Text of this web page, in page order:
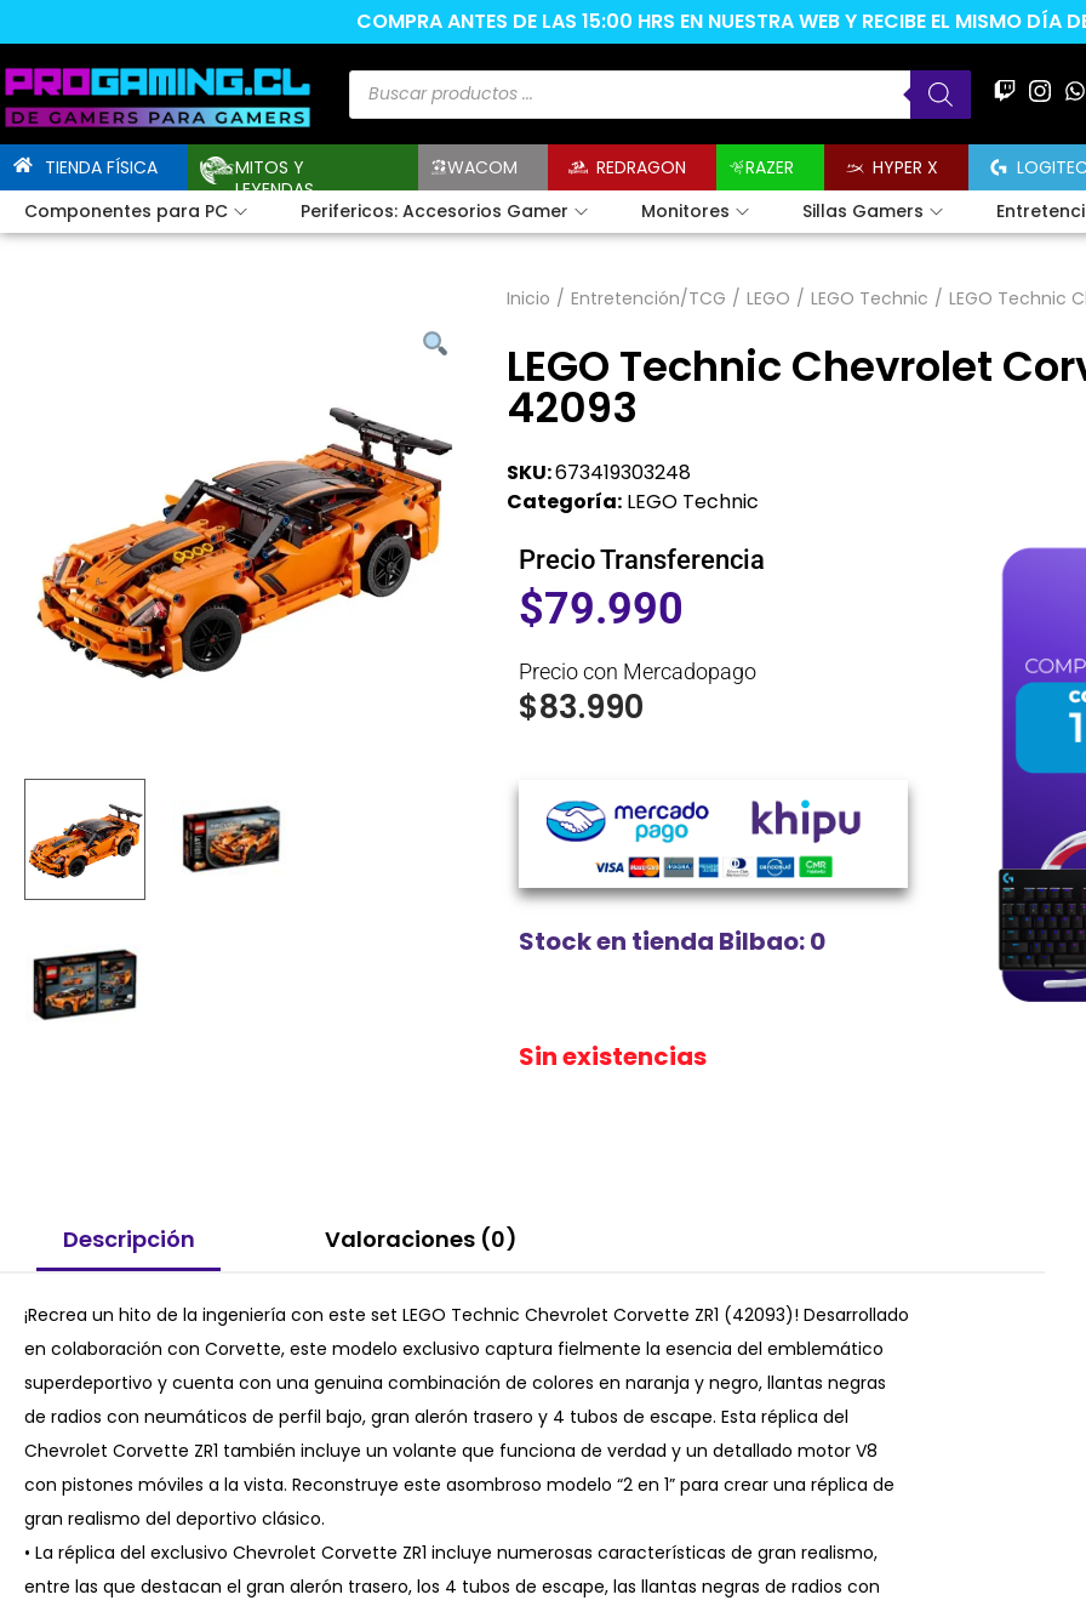
COMPRA ANTES DE LAS 15:00 HRS EN NUESTRA WEB Y RECIBE EL MISMO DÍA
TIENDA FÍSICA
MITOS Y
LEYENDAS
WACOM REDRAGON RAZER HYPER X
Componentes para PC
Perifericos: Accesorios Gamer Monitores Sillas Gamers
Inicio / Entretención/TCG / LEGO / LEGO Technic / LEGO Technic
LEGO Technic Chevrolet
42093
SKU:673419303248
Categoría: LEGO Technic
Precio Transferencia
$79.990
Precio con Mercadopago
$83.990
Stock en tienda Bilbao: 0
Sin existencias
Descripción Valoraciones (0)
¡Recrea un hito de la ingeniería con este set LEGO Technic Chevrolet Corvette ZR1 (42093)! Desarrollado
en colaboración con Corvette, este modelo exclusivo captura fielmente la esencia del emblemático
superdeportivo y cuenta con una genuina combinación de colores en naranja y negro, llantas negras
de radios con neumáticos de perfil bajo, gran alerón trasero y 4 tubos de escape. Esta réplica del
Chevrolet Corvette ZR1 también incluye un volante que funciona de verdad y un detallado motor V8
con pistones móviles a la vista. Reconstruye este asombroso modelo “2 en 1” para crear una réplica de
gran realismo del deportivo clásico.
• La réplica del exclusivo Chevrolet Corvette ZR1 incluye numerosas características de gran realismo,
entre las que destacan el gran alerón trasero, los 4 tubos de escape, las llantas negras de radios con